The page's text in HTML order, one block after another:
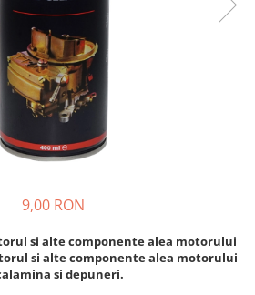
9,00 RON
si alte componente alea motorului
si alte componente alea motorului
si depuneri.